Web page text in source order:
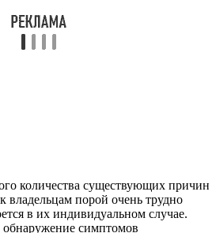
количества существующих причин
владельцам порой очень трудно
в их индивидуальном случае.
симптомов